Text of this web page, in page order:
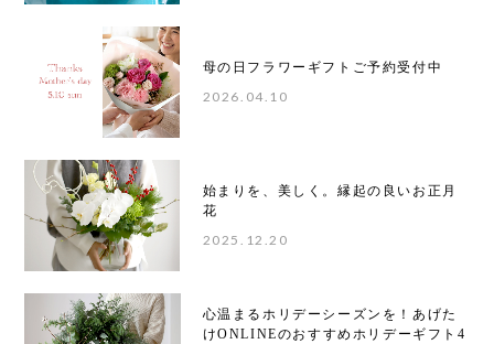
母の日フラワーギフトご予約受付中
2026.04.10
始まりを、美しく。縁起の良いお正月
花
2025.12.20
心温まるホリデーシーズンを！あげた
けONLINEのおすすめホリデーギフト4